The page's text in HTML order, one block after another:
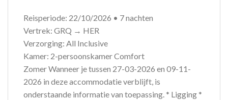
Reisperiode: 22/10/2026 • 7 nachten
Vertrek: GRQ → HER
Verzorging: All Inclusive
Kamer: 2-persoonskamer Comfort
Zomer Wanneer je tussen 27-03-2026 en 09-11-
2026 in deze accommodatie verblijft, is
onderstaande informatie van toepassing. * Ligging *